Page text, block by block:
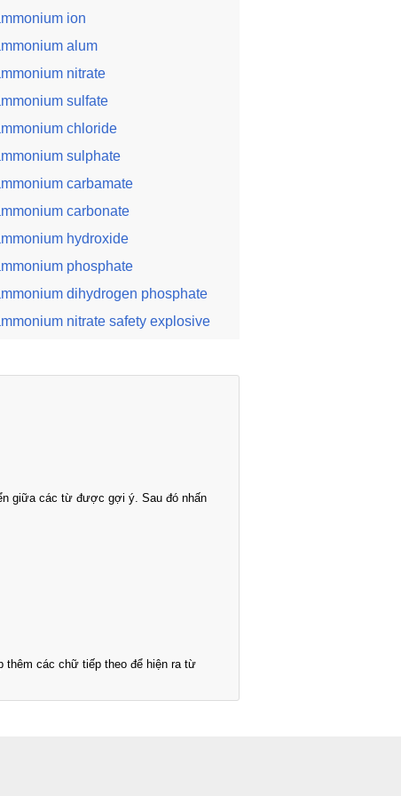
ion
alum
nitrate
sulfate
chloride
sulphate
carbamate
carbonate
hydroxide
phosphate
dihydrogen phosphate
nitrate safety explosive
giữa các từ được gợi ý. Sau đó nhấn
thêm các chữ tiếp theo để hiện ra từ